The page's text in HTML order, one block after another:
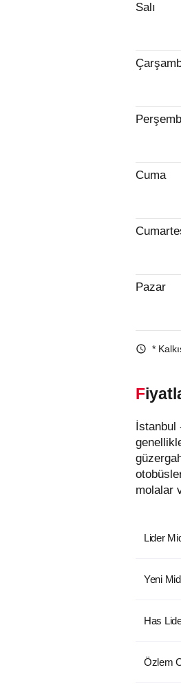
Salı
Cuma
Pazar
*
İstanbul - Adana güzergahında hizmet veren otobüs firmaları aşağıda listelenmiştir. Bu güzergahta en uygun fiyatlı biletler
molalar
Lider
Yeni
Has
Özlem